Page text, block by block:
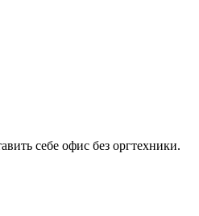
себе офис без оргтехники.